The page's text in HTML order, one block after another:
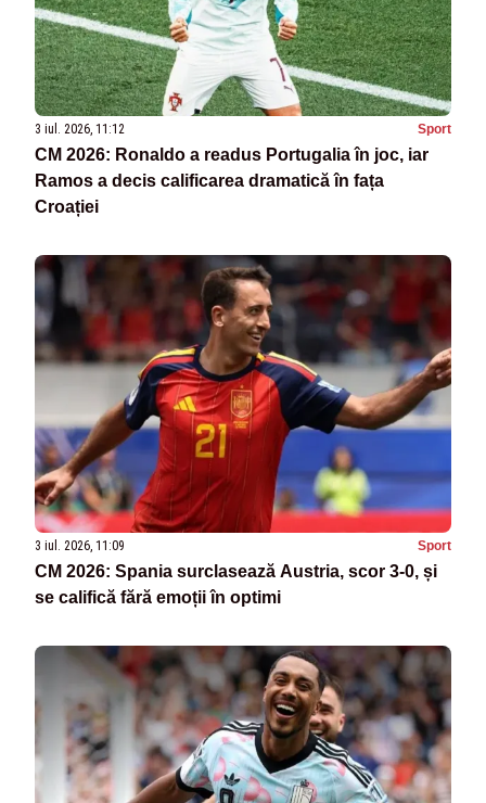
3 iul. 2026, 11:12 Sport
CM 2026: Ronaldo a readus Portugalia în joc, iar
Ramos a decis calificarea dramatică în fața
Croației
3 iul. 2026, 11:09 Sport
CM 2026: Spania surclasează Austria, scor 3-0, și
se califică fără emoții în optimi